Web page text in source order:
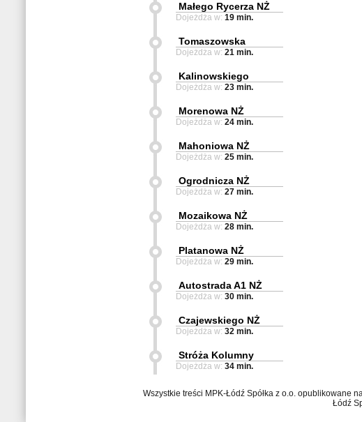
Małego Rycerza NŻ
Dojeżdża w: 19 min.
Tomaszowska
Dojeżdża w: 21 min.
Kalinowskiego
Dojeżdża w: 23 min.
Morenowa NŻ
Dojeżdża w: 24 min.
Mahoniowa NŻ
Dojeżdża w: 25 min.
Ogrodnicza NŻ
Dojeżdża w: 27 min.
Mozaikowa NŻ
Dojeżdża w: 28 min.
Platanowa NŻ
Dojeżdża w: 29 min.
Autostrada A1 NŻ
Dojeżdża w: 30 min.
Czajewskiego NŻ
Dojeżdża w: 32 min.
Stróża Kolumny
Dojeżdża w: 34 min.
Wszystkie treści MPK-Łódź Spółka z o.o. opublikowane
Łódź